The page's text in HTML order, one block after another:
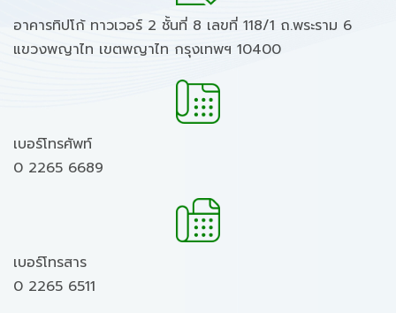
อาคารทิปโก้ ทาวเวอร์ 2 ชั้นที่ 8 เลขที่ 118/1 ถ.พระราม 6
แขวงพญาไท เขตพญาไท กรุงเทพฯ 10400
เบอร์โทรศัพท์
0 2265 6689
เบอร์โทรสาร
0 2265 6511